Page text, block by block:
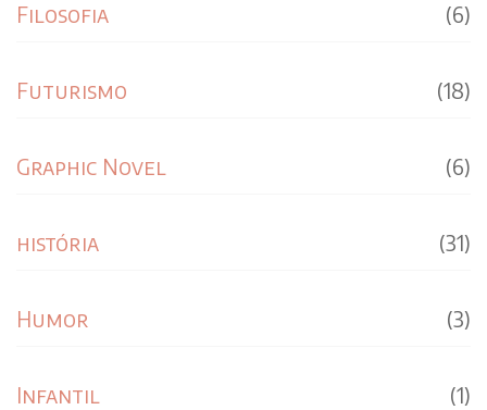
Filosofia (6)
Futurismo (18)
Graphic Novel (6)
história (31)
Humor (3)
Infantil (1)